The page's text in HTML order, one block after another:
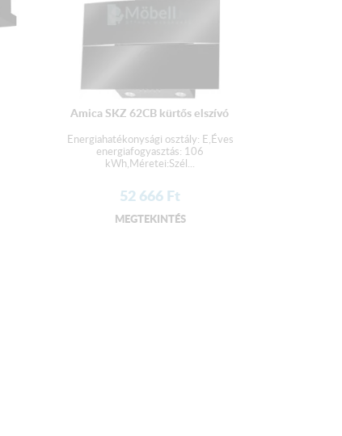
Amica SKZ 62CB kürtős elszívó
Energiahatékonysági osztály: E,Éves
energiafogyasztás: 106
kWh,Méretei:Szél...
52 666Ft
MEGTEKINTÉS